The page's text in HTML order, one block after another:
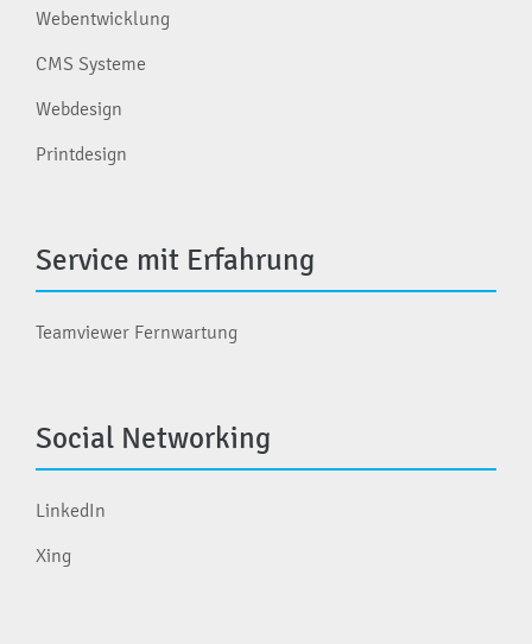
Webentwicklung
CMS Systeme
Webdesign
Printdesign
Service mit Erfahrung
Teamviewer Fernwartung
Social Networking
LinkedIn
Xing